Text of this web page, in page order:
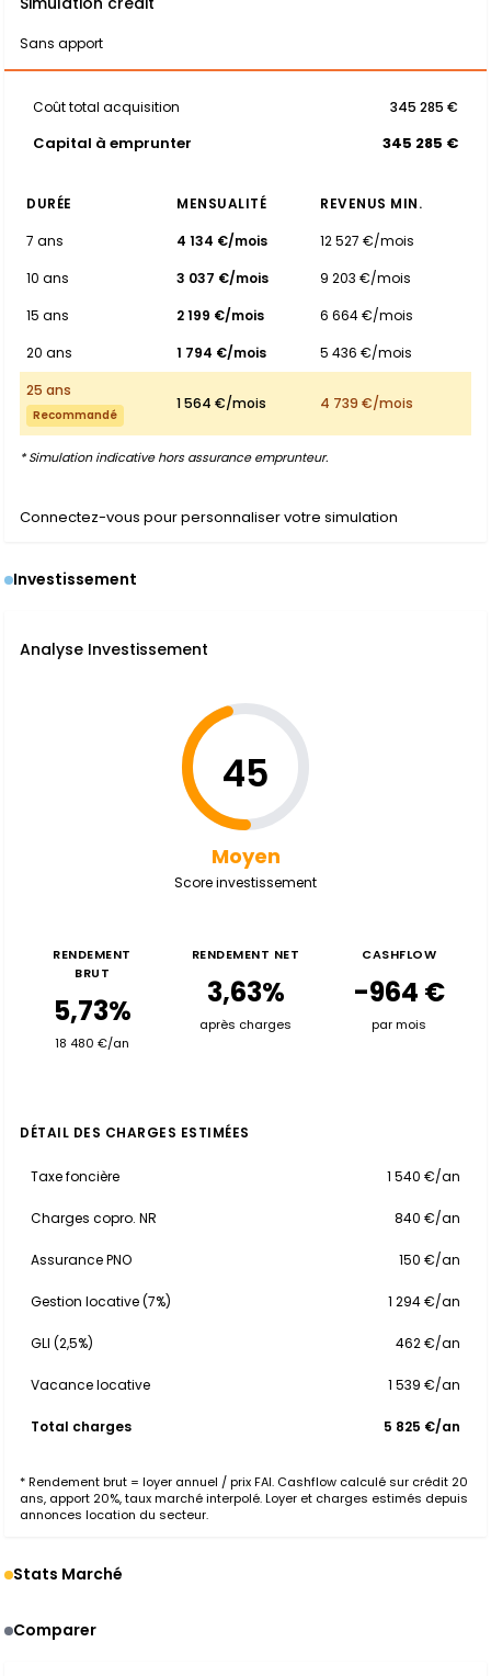
Sans apport
Coût total acquisition 345 285 €
Capital à emprunter 345 285 €
DURÉE MENSUALITÉ
REVENUS MIN.
7 ans
4 134 €/mois
12 527 €/mois
10 ans
3 037 €/mois
9 203 €/mois
15 ans
2 199 €/mois
6 664 €/mois
20 ans
1 794 €/mois
5 436 €/mois
25 ans
Recommandé
1 564 €/mois 4 739 €/mois
* Simulation indicative hors assurance emprunteur.
Connectez-vous pour personnaliser votre simulation
Investissement
Analyse Investissement
45
Moyen
Score investissement
RENDEMENT
BRUT
5,73%
18 480 €/an
RENDEMENT NET
3,63%
après charges
CASHFLOW
-964 €
par mois
DÉTAIL DES CHARGES ESTIMÉES
Taxe foncière 1 540 €/an
Charges copro. NR 840 €/an
Assurance PNO 150 €/an
Gestion locative (7%) 1 294 €/an
GLI (2,5%) 462 €/an
Vacance locative 1 539 €/an
Total charges 5 825 €/an
* Rendement brut = loyer annuel / prix FAI. Cashflow calculé sur crédit 20
ans, apport 20%, taux marché interpolé. Loyer et charges estimés depuis
annonces location du secteur.
Stats Marché
Comparer